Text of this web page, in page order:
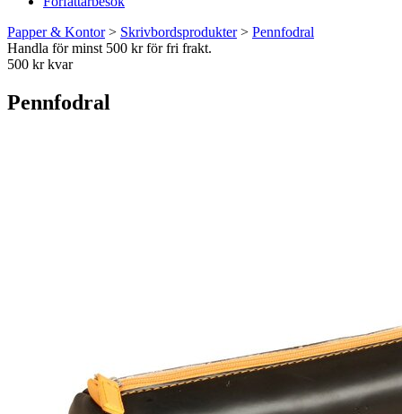
Papper & Kontor> Skrivbordsprodukter> Pennfodral
Handla för minst 500 kr för fri frakt.
500 kr kvar
Pennfodral